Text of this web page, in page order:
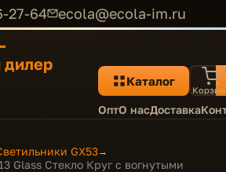
27-64 ecola@ecola-im.ru
Каталог
ОптО насДоставка
GX53→
Glass Стекло Круг с вогнутыми